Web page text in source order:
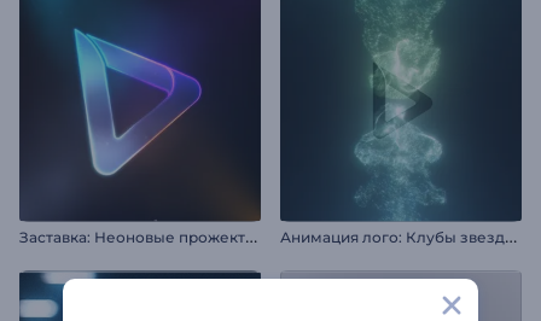
З
аставка: Неоновые прожекторы А
нимация лого: Клубы звездной пыли